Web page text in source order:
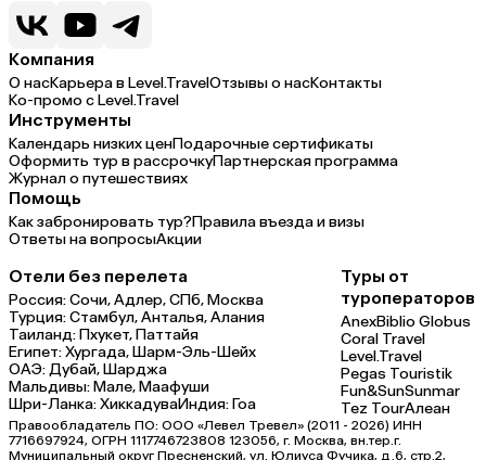
Компания
О насКарьера в Level.TravelОтзывы о насКонтакты
Ко-промо с Level.Travel
Инструменты
Календарь низких ценПодарочные сертификаты
Оформить тур в рассрочкуПартнерская программа
Журнал о путешествиях
Помощь
Как забронировать тур?Правила въезда и визы
Ответы на вопросыАкции
Отели без перелета
Россия:Сочи,Адлер,СПб,Москва
Турция:Стамбул,Анталья,Алания
Таиланд:Пхукет,Паттайя
Египет:Хургада,Шарм-Эль-Шейх
ОАЭ:Дубай,Шарджа
Мальдивы:Мале,Маафуши
Шри-Ланка:ХиккадуваИндия:Гоа
Туры от
туроператоров
AnexBiblio Globus
Coral Travel
Level.Travel
Pegas Touristik
Fun&SunSunmar
Tez TourАлеан
Правообладатель ПО: ООО «Левел Тревел» (2011 - 2026) ИНН
7716697924, ОГРН 1117746723808 123056, г. Москва, вн.тер.г.
Муниципальный округ Пресненский, ул. Юлиуса Фучика, д.6, стр.2,